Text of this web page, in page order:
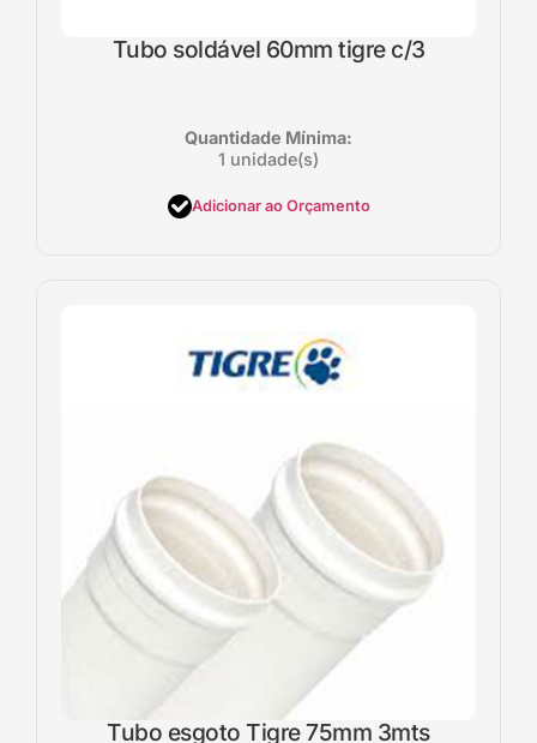
Tubo soldável 60mm tigre c/3
Quantidade Mínima:
1 unidade(s)
Adicionar ao Orçamento
Tubo esgoto Tigre 75mm 3mts